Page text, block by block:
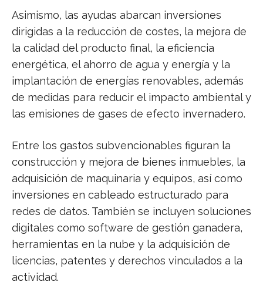
Asimismo, las ayudas abarcan inversiones
dirigidas a la reducción de costes, la mejora de
la calidad del producto final, la eficiencia
energética, el ahorro de agua y energía y la
implantación de energías renovables, además
de medidas para reducir el impacto ambiental y
las emisiones de gases de efecto invernadero.
Entre los gastos subvencionables figuran la
construcción y mejora de bienes inmuebles, la
adquisición de maquinaria y equipos, así como
inversiones en cableado estructurado para
redes de datos. También se incluyen soluciones
digitales como software de gestión ganadera,
herramientas en la nube y la adquisición de
licencias, patentes y derechos vinculados a la
actividad.